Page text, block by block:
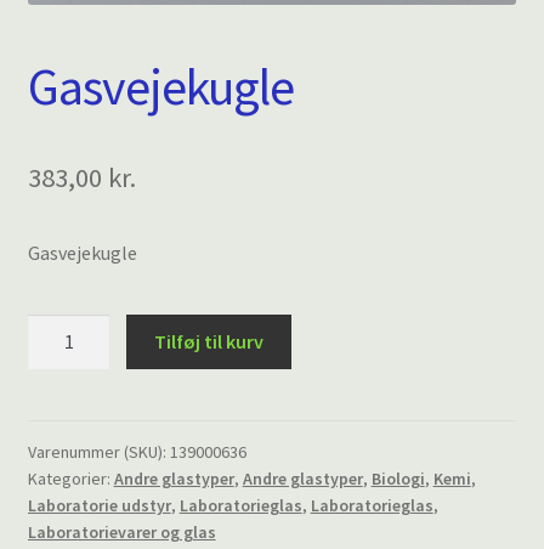
Gasvejekugle
383,00 kr.
Gasvejekugle
Tilføj til kurv
Varenummer (SKU): 139000636
Kategorier: Andre glastyper, Andre glastyper, Biologi, Kemi,
Laboratorie udstyr, Laboratorieglas, Laboratorieglas,
Laboratorievarer og glas